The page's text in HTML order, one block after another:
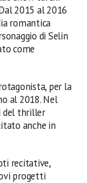
2015 al 2016
romantica
di Selin
come
per la
al 2018. Nel
del thriller
anche in
recitative,
progetti